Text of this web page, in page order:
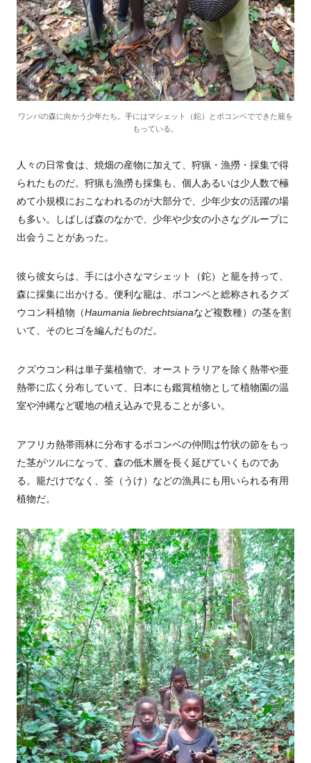
ワンバの森に向かう少年たち。手にはマシェット（鉈）とボコンベでできた籠を
もっている。
人々の日常食は、焼畑の産物に加えて、狩猟・漁撈・採集で得
られたものだ。狩猟も漁撈も採集も、個人あるいは少人数で極
めて小規模におこなわれるのが大部分で、少年少女の活躍の場
も多い。しばしば森のなかで、少年や少女の小さなグループに
出会うことがあった。
彼ら彼女らは、手には小さなマシェット（鉈）と籠を持って、
森に採集に出かける。便利な籠は、ボコンベと総称されるクズ
ウコン科植物（Haumania liebrechtsianaなど複数種）の茎を割
いて、そのヒゴを編んだものだ。
クズウコン科は単子葉植物で、オーストラリアを除く熱帯や亜
熱帯に広く分布していて、日本にも鑑賞植物として植物園の温
室や沖縄など暖地の植え込みで見ることが多い。
アフリカ熱帯雨林に分布するボコンベの仲間は竹状の節をもっ
た茎がツルになって、森の低木層を長く延びていくものであ
る。籠だけでなく、筌（うけ）などの漁具にも用いられる有用
植物だ。